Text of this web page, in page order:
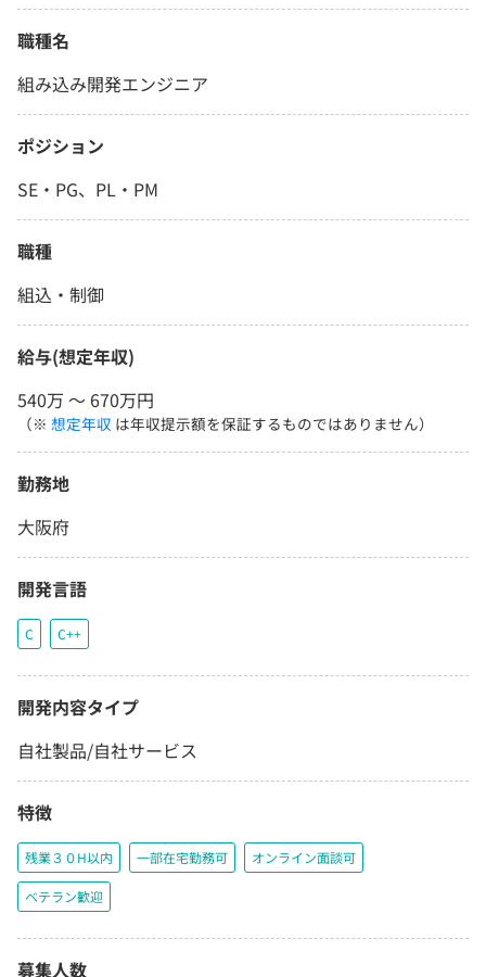
職種名
組み込み開発エンジニア
ポジション
SE・PG、PL・PM
職種
組込・制御
給与(想定年収)
540万 〜 670万円
（※ 想定年収 は年収提示額を保証するものではありません）
勤務地
大阪府
開発言語
C C++
開発内容タイプ
自社製品/自社サービス
特徴
残業３０H以内 一部在宅勤務可 オンライン面談可
ベテラン歓迎
募集人数